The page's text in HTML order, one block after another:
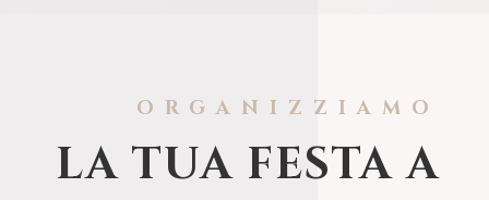
ORGANIZZIAMO
LA TUA FESTA A